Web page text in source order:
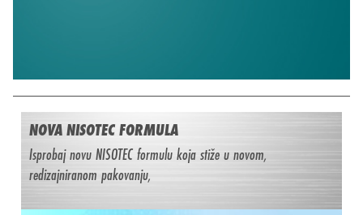
NOVA NISOTEC FORMULA
Isprobaj novu NISOTEC formulu koja stiže u novom,
redizajniranom pakovanju,